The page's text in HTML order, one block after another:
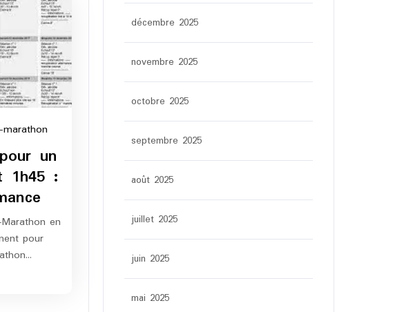
marathon
un
1h45 :
en
pour
décembre 2025
novembre 2025
octobre 2025
septembre 2025
août 2025
juillet 2025
juin 2025
mai 2025